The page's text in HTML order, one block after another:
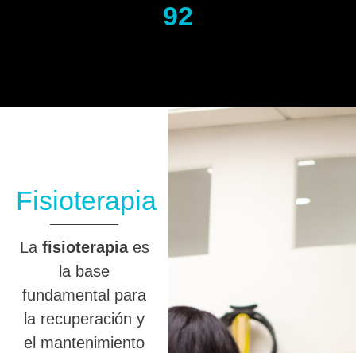
92
Fisioterapia
La fisioterapiaes
la base
fundamental para
la recuperación y
el mantenimiento